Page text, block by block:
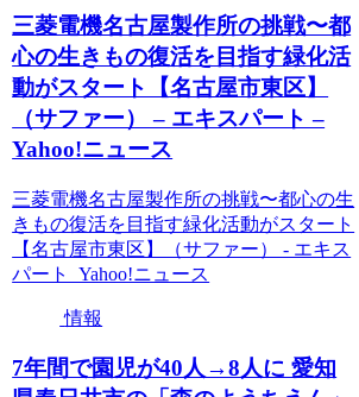
三菱電機名古屋製作所の挑戦〜都
心の生きもの復活を目指す緑化活
動がスタート【名古屋市東区】
（サファー） – エキスパート –
Yahoo!ニュース
三菱電機名古屋製作所の挑戦〜都心の生
きもの復活を目指す緑化活動がスタート
【名古屋市東区】（サファー） - エキス
パート Yahoo!ニュース
情報
7年間で園児が40人→8人に 愛知